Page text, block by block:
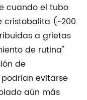
cuando el tubo
cristobalita (~200
a grietas
de rutina"
de
evitarse
aún más